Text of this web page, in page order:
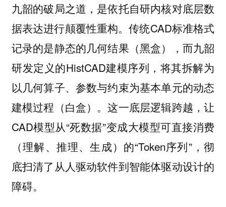
九韶的破局之道，是依托自研内核对底层数
据表达进行颠覆性重构。传统CAD标准格式
记录的是静态的几何结果（黑盒），而九韶
研发定义的HistCAD建模序列，将其拆解为
以几何算子、参数与约束为基本单元的动态
建模过程（白盒）。这一底层逻辑跨越，让
CAD模型从“死数据”变成大模型可直接消费
（理解、推理、生成）的“Token序列”，彻
底扫清了从人驱动软件到智能体驱动设计的
障碍。